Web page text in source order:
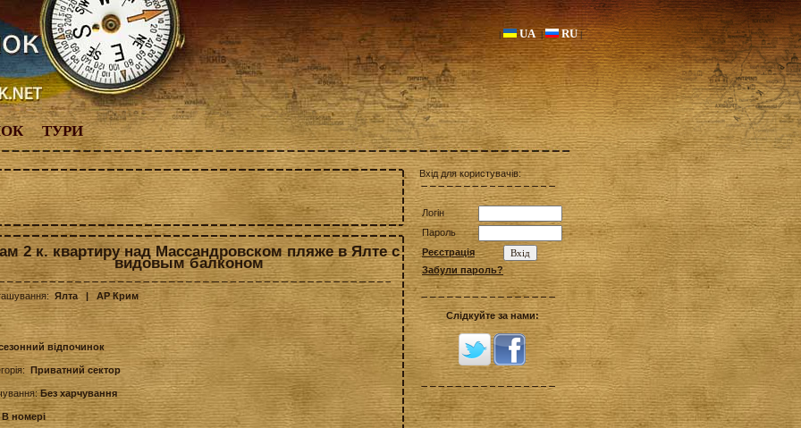
UA| RU|
ТУРИ
2 к. квартиру над Массандровском пляже в Ялте с
видовым балконом
Ялта | АР Крим
відпочинок
Приватний сектор
Без харчування
В номері
Вхід для користувачів:
Логін
Пароль
Реєстрація
Забули пароль?
Слідкуйте за нами: